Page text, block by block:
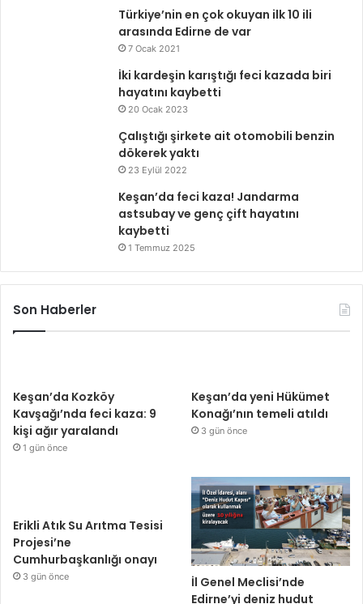
Türkiye’nin en çok okuyan ilk 10 ili
arasında Edirne de var
7 Ocak 2021
İki kardeşin karıştığı feci kazada biri
hayatını kaybetti
20 Ocak 2023
Çalıştığı şirkete ait otomobili benzin
dökerek yaktı
23 Eylül 2022
Keşan’da feci kaza! Jandarma
astsubay ve genç çift hayatını
kaybetti
1 Temmuz 2025
Son Haberler
Keşan’da Kozköy
Kavşağı’nda feci kaza: 9
kişi ağır yaralandı
1 gün önce
Keşan’da yeni Hükümet
Konağı’nın temeli atıldı
3 gün önce
Erikli Atık Su Arıtma Tesisi
Projesi’ne
Cumhurbaşkanlığı onayı
3 gün önce
İl Genel Meclisi’nde
Edirne’yi deniz hudut